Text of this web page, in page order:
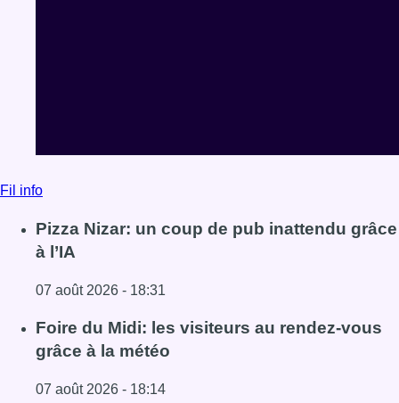
Fil info
Pizza Nizar: un coup de pub inattendu grâce
à l’IA
07 août 2026 - 18:31
Lire l'article Pizza Nizar: un coup de pub inattendu grâce
Foire du Midi: les visiteurs au rendez-vous
grâce à la météo
07 août 2026 - 18:14